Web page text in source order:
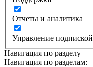
Отчеты и аналитика
Управление подпиской
Навигация по разделу
Навигация по разделам: